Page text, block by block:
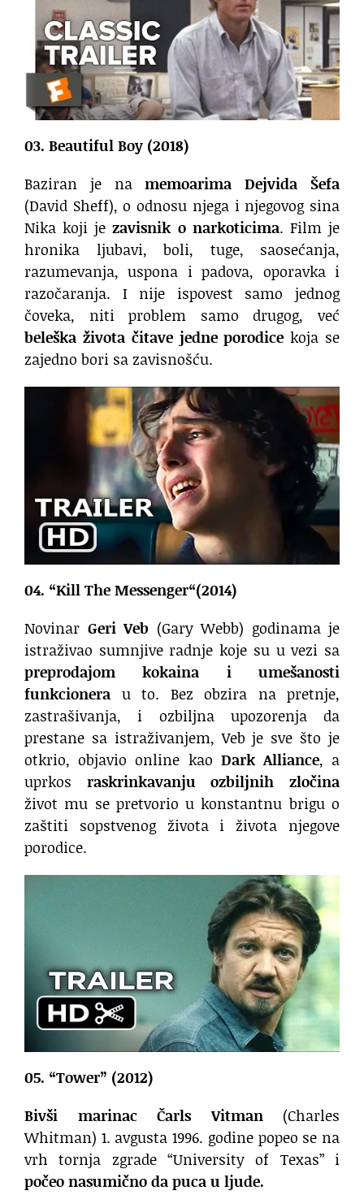
03. Beautiful Boy (2018)
Baziran je namemoarima Dejvida Šefa
(David Sheff), o odnosu njega i njegovog sina
Nika koji jezavisnik o narkoticima. Film je
hronika ljubavi, boli, tuge, saosećanja,
razumevanja, uspona i padova, oporavka i
razočaranja. I nije ispovest samo jednog
čoveka, niti problem samo drugog, već
beleška života čitave jedne porodice koja se
zajedno bori sa zavisnošću.
04. “Kill The Messenger“(2014)
Novinar Geri Veb (Gary Webb) godinama je
istraživao sumnjive radnje koje su u vezi sa
preprodajom kokaina i umešanosti
funkcionera u to. Bez obzira na pretnje,
zastrašivanja, i ozbiljna upozorenja da
prestane sa istraživanjem, Veb je sve što je
otkrio, objavio online kao Dark Alliance, a
uprkos raskrinkavanju ozbiljnih zločina
život mu se pretvorio u konstantnu brigu o
zaštiti sopstvenog života i života njegove
porodice.
05. “Tower” (2012)
Bivši marinac Čarls Vitman(Charles
Whitman) 1. avgusta 1996. godine popeo se na
vrh tornja zgrade “University of Texas” i
počeo nasumično da puca u ljude.